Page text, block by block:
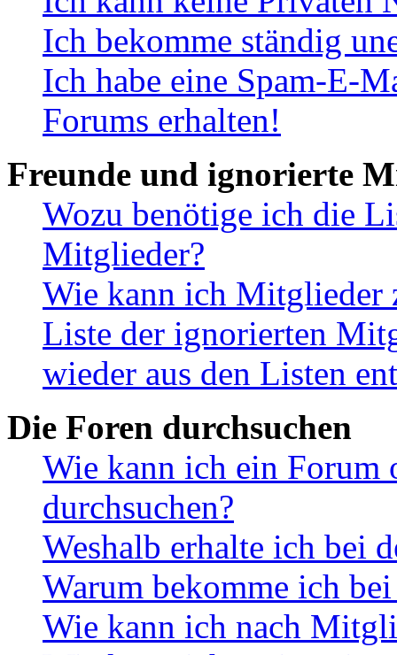
Ich bekomme ständig
Ich habe eine Spam-E-
Forums erhalten!
Freunde und ignorierte
Wozu benötige ich die
Mitglieder?
Wie kann ich Mitglieder
Liste der ignorierten
wieder aus den Listen
Die Foren durchsuchen
Wie kann ich ein Forum
durchsuchen?
Weshalb erhalte ich bei
Warum bekomme ich
Wie kann ich nach